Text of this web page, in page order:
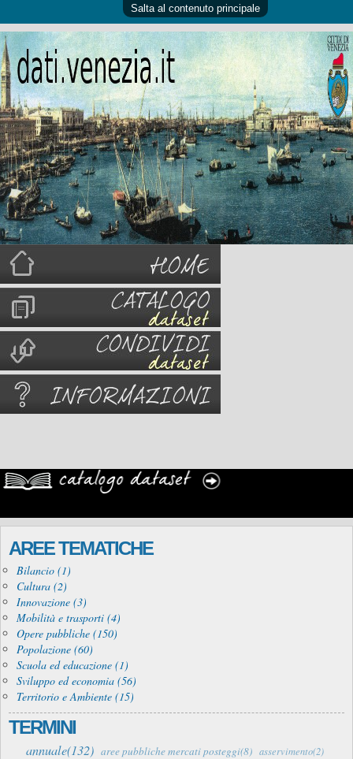
Salta al contenuto principale
AREE TEMATICHE
Bilancio (1)
Cultura (2)
Innovazione (3)
Mobilità e trasporti (4)
Opere pubbliche (150)
Popolazione (60)
Scuola ed educazione (1)
Sviluppo ed economia (56)
Territorio e Ambiente (15)
TERMINI
annuale(132) aree pubbliche mercati posteggi(8) asservimento(2)